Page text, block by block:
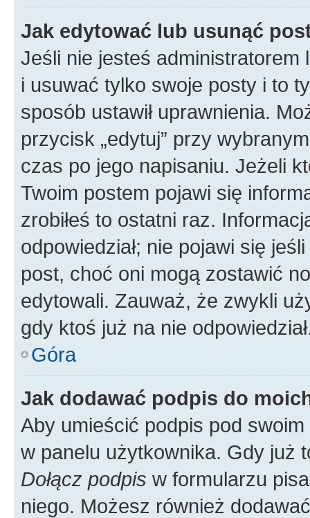
Jak edytować lub usunąć
Jeśli nie jesteś
i usuwać tylko swoje posty i to
sposób ustawił uprawnienia.
przycisk „edytuj” przy
czas po jego napisaniu. Jeżeli
Twoim postem pojawi się
zrobiłeś to ostatni raz.
odpowiedział; nie pojawi się
post, choć oni mogą zostawić
edytowali. Zauważ, że zwykli
gdy ktoś już na nie
Góra
Jak dodawać podpis do
Aby umieścić podpis pod
w panelu użytkownika. Gdy już
Dołącz podpis w formularzu
niego. Możesz również